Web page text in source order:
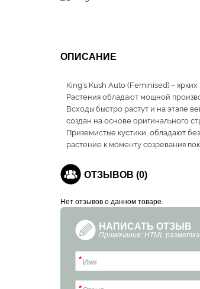
ОПИСАНИЕ
King’s Kush Auto (Feminised) –
Растения обладают мощной
Всходы быстро растут и на этапе
создан на основе оригинального
Приземистые кустики, обладают
растение к моменту созревания
ОТЗЫВОВ (0)
Нет отзывов о данном товаре.
НАПИСАТЬ ОТЗЫВ
Примечание: HTML